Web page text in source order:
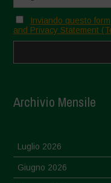
Inviando questo
and Privacy Statement
Archivio Mensile
Luglio 2026
Giugno 2026